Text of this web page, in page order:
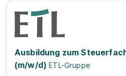
Ausbildung zum
(m/w/d)ETL-Gruppe